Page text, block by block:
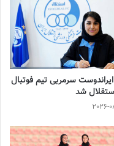
فدراسیون فوتبال
فوتبال بانوان
سرمربی تیم فوتبال
شد
2026-